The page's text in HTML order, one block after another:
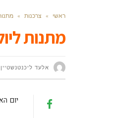
ראשי » צרכנות »
מתנות
אלעד ליכנטנשטיין
יום